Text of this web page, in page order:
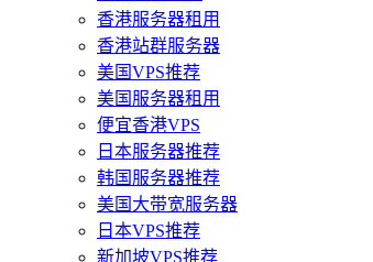
香港服务器租用
香港站群服务器
美国VPS推荐
美国服务器租用
便宜香港VPS
日本服务器推荐
韩国服务器推荐
美国大带宽服务器
日本VPS推荐
新加坡VPS推荐